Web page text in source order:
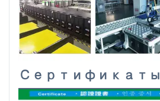
Сертификаты